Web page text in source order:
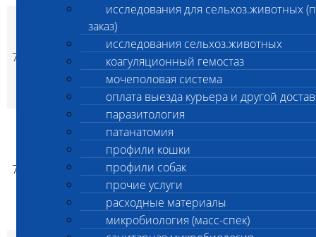
исследования для сельхоз.животных
заказ)
исследования сельхоз.животных
коагуляционный гемостаз
мочеполовая система
оплата выезда курьера и другой
паразитология
патанатомия
профили кошки
профили собак
прочие услуги
расходные материалы
микробиология (масс-спек)
7003
Санитарно-
микробиологические
исследование
смывов с кожи
операционного поля
и рук хирурга
1 000 p 1 000 да
7004
Санитарно-
микробиологические
исследование
растворов для
парентерального и
внутреннего
введения
1 000